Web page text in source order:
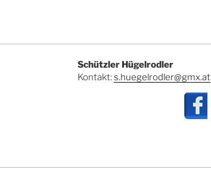
Schützler Hügelrodler
Kontakt: s.huegelrodler@gmx.at